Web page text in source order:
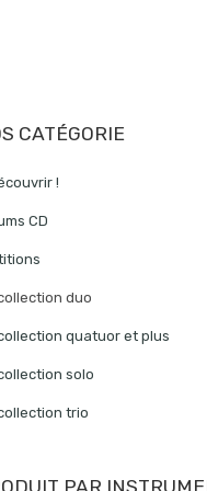
CATÉGORIE
!
CD
duo
quatuor et plus
solo
trio
PAR